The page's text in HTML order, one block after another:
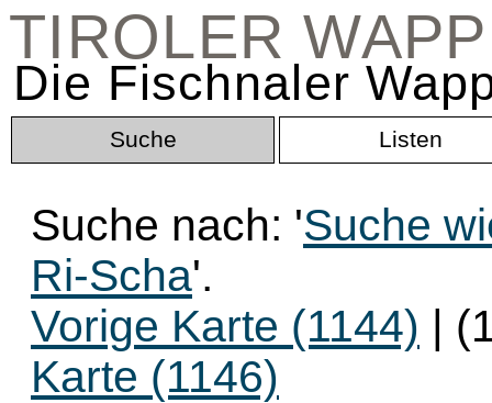
TIROLER
Die Fischnaler
Suche Listen
Suche nach: 'Suche
Ri-Scha'.
Vorige Karte (1144) |
Karte (1146)